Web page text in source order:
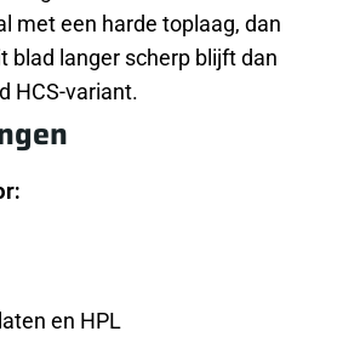
met een harde toplaag, dan
blad langer scherp blijft dan
HCS-variant.
en HPL